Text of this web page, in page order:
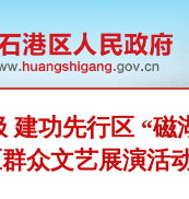
建功先行区 “磁
群众文艺展演活